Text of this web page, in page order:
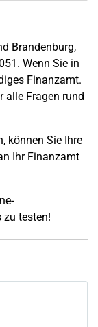
Brandenburg,
Wenn Sie in
Finanzamt.
alle Fragen rund
können Sie Ihre
Ihr Finanzamt
testen!